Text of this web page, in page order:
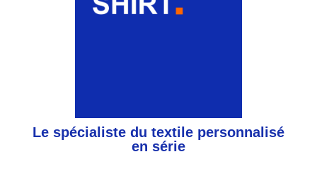
Le spécialiste du textile personnalisé
en série